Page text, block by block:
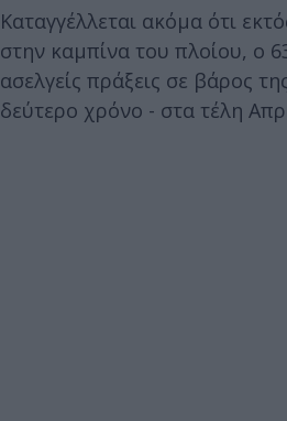
Καταγγέλλεται ακόμα ότι
στην καμπίνα του πλοίου, ο
ασελγείς πράξεις σε βάρος
δεύτερο χρόνο - στα τέλη